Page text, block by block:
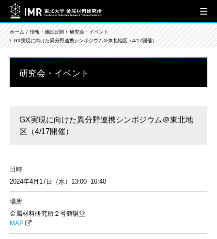
ホーム 情報・施設公開
研究会・イベント
GX実現に向けた異分野連携シンポジウム＠東北地区（4/17開催）
研究会・イベント
GX実現に向けた異分野連携シンポジウム＠東北地
区（4/17開催）
日時
2024年4月17日（水）13:00 -16:40
場所
金属材料研究所２号館講堂
MAP